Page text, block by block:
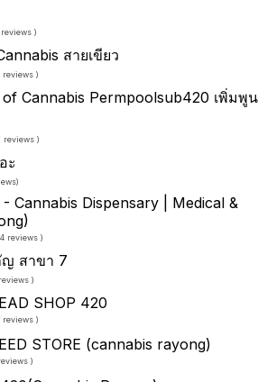
reviews )
สายเขียว
reviews )
Cannabis Permpoolsub420 เพิ่มพูน
reviews )
ะ
)
Cannabis Dispensary | Medical &
reviews )
สาขา 7
)
SHOP 420
reviews )
STORE (cannabis rayong)
)